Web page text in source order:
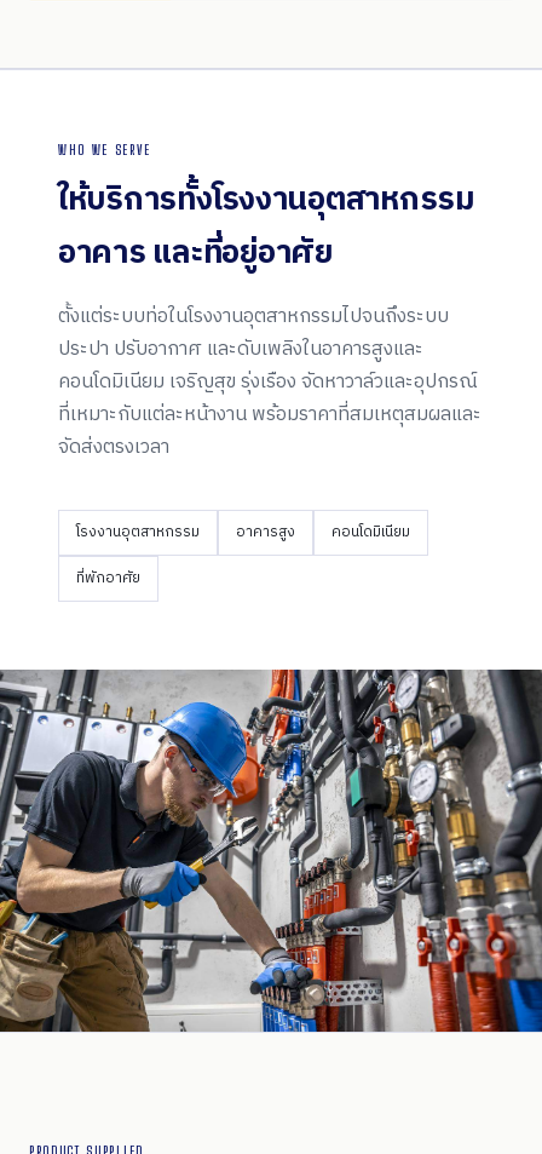
WHO WE SERVE
ให้บริการทั้งโรงงานอุตสาหกรรม
อาคาร และที่อยู่อาศัย
ตั้งแต่ระบบท่อในโรงงานอุตสาหกรรมไปจนถึงระบบ
ประปา ปรับอากาศ และดับเพลิงในอาคารสูงและ
คอนโดมิเนียม เจริญสุข รุ่งเรือง จัดหาวาล์วและอุปกรณ์
ที่เหมาะกับแต่ละหน้างาน พร้อมราคาที่สมเหตุสมผลและ
จัดส่งตรงเวลา
โรงงานอุตสาหกรรม อาคารสูง
คอนโดมิเนียม
ที่พักอาศัย